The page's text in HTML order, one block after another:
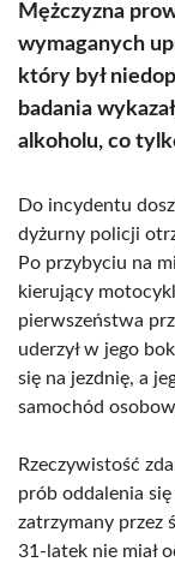
Mężczyzna
wymaganych
który był
badania
alkoholu, co
Do incydentu
dyżurny policji
Po przybyciu na
kierujący
pierwszeństwa
uderzył w jego
się na jezdnię, a
samochód
Rzeczywistość
prób oddalenia
zatrzymany przez
31-latek nie miał